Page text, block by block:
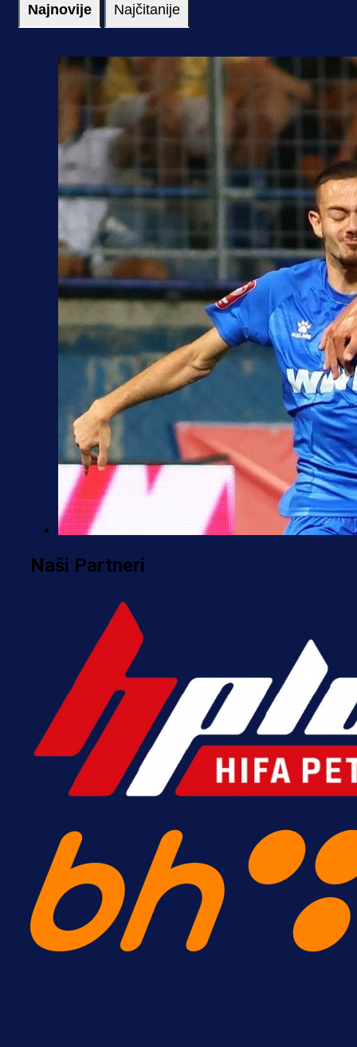
Najnovije Najčitanije
krenuo pobjedom: Plavi slavili na
Grbavici!
7 h 29 min
Naši Partneri